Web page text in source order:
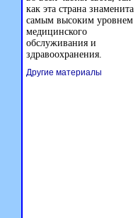
как эта страна знаменита
самым высоким уровнем
медицинского
обслуживания и
здравоохранения.
Другие материалы